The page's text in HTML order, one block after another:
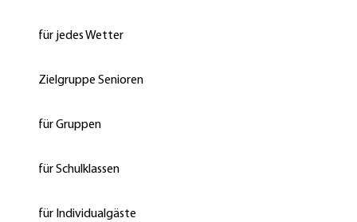
für jedes Wetter
Zielgruppe Senioren
für Gruppen
für Schulklassen
für Individualgäste